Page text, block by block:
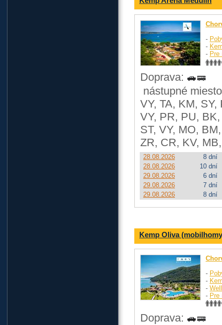
-
-
- Pre
Doprava:
nástupné
VY, TA, KM,
VY, PR, PU,
ST, VY, MO,
ZR, CR, KV,
28.08.2026
8 dní
28.08.2026
10 dní
29.08.2026
6 dní
29.08.2026
7 dní
29.08.2026
8 dní
Kemp Oliva
-
-
-
- Pre
Doprava: